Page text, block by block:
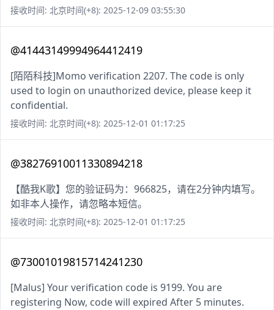
接收时间: 北京时间(+8): 2025-12-09 03:55:30
@41443149994964412419
[陌陌科技]Momo verification 2207. The code is only
used to login on unauthorized device, please keep it
confidential.
接收时间: 北京时间(+8): 2025-12-01 01:17:25
@38276910011330894218
【酷我K歌】您的验证码为：966825，请在2分钟内填写。
如非本人操作，请忽略本短信。
接收时间: 北京时间(+8): 2025-12-01 01:17:25
@73001019815714241230
[Malus] Your verification code is 9199. You are
registering Now, code will expired After 5 minutes.